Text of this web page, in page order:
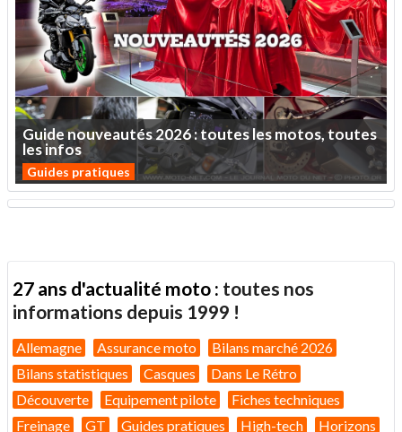
Guidenouveautés2026:touteslesmotos,toutes
lesinfos
Guides pratiques
27 ans d'actualité moto : toutes nos
informations depuis 1999 !
Allemagne Assurance moto
Bilans marché 2026
Bilans statistiques
Casques
Dans Le Rétro
Découverte
Equipement pilote
Fiches techniques
Freinage
GT Guides pratiques High-tech Horizons